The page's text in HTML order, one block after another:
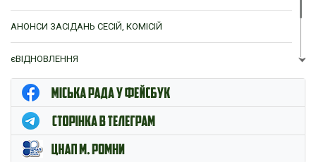
АНОНСИ ЗАСІДАНЬ СЕСІЙ, КОМІСІЙ
єВІДНОВЛЕННЯ
ЦНАП м. Ромни